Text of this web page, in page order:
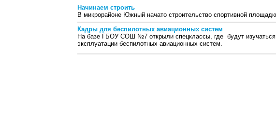
Начинаем строить
В микрорайоне Южный начато строительство спортивной
Кадры для беспилотных авиационных систем
На базе ГБОУ СОШ №7 открыли спецклассы, где будут изучаться
эксплуатации беспилотных авиационных систем.